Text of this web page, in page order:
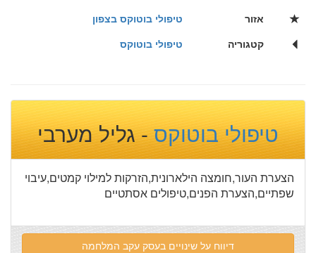
אזור
טיפולי בוטוקס בצפון
קטגוריה
טיפולי בוטוקס
טיפולי בוטוקס- גליל מערבי
הצערת העור,חומצה הילארונית,הזרקות למילוי קמטים,עיבוי
שפתיים,הצערת הפנים,טיפולים אסתטיים
דיווח על שינויים בעסק עקב המלחמה